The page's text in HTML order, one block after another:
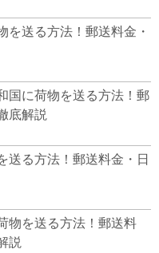
を送る方法！郵送料金・
国に荷物を送る方法！郵
底解説
送る方法！郵送料金・日
物を送る方法！郵送料
説